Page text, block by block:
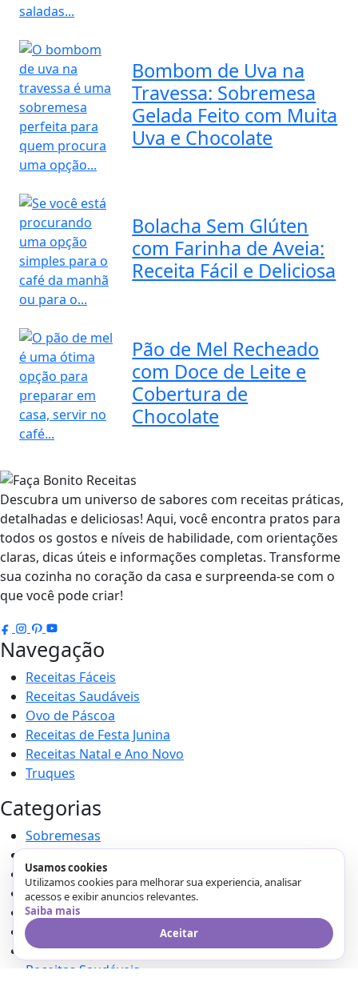
Bombom de Uva na
Travessa: Sobremesa
Gelada Feito com Muita
Uva e Chocolate
Bolacha Sem Glúten
com Farinha de Aveia:
Receita Fácil e Deliciosa
Pão de Mel Recheado
com Doce de Leite e
Cobertura de
Chocolate
Descubra um universo de sabores com receitas práticas,
detalhadas e deliciosas! Aqui, você encontra pratos para
todos os gostos e níveis de habilidade, com orientações
claras, dicas úteis e informações completas. Transforme
sua cozinha no coração da casa e surpreenda-se com o
que você pode criar!
Navegação
Receitas Fáceis
Receitas Saudáveis
Ovo de Páscoa
Receitas de Festa Junina
Receitas Natal e Ano Novo
Truques
Categorias
Sobremesas
Lanches
Receitas Fáceis
Pães
Receitas Natal e Ano Novo
Receitas de Festa Junina
Tortas
Receitas Saudáveis
Usamos cookies
Utilizamos cookies para melhorar sua experiencia, analisar
acessos e exibir anuncios relevantes.
Saiba mais
Aceitar